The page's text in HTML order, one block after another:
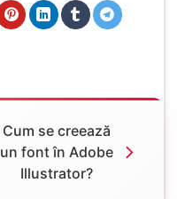
Cum se creează
un font în Adobe
Illustrator?